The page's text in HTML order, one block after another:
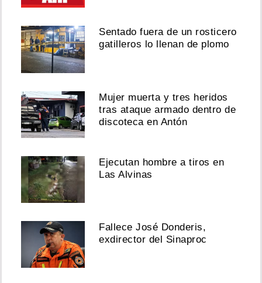
Sentado fuera de un rosticero
gatilleros lo llenan de plomo
Mujer muerta y tres heridos
tras ataque armado dentro de
discoteca en Antón
Ejecutan hombre a tiros en
Las Alvinas
Fallece José Donderis,
exdirector del Sinaproc